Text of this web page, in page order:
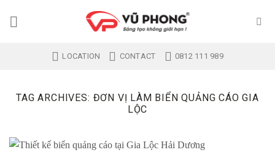
LOCATION CONTACT 0812 111 989
TAG ARCHIVES: ĐƠN VỊ LÀM BIỂN QUẢNG CÁO GIA
LỘC